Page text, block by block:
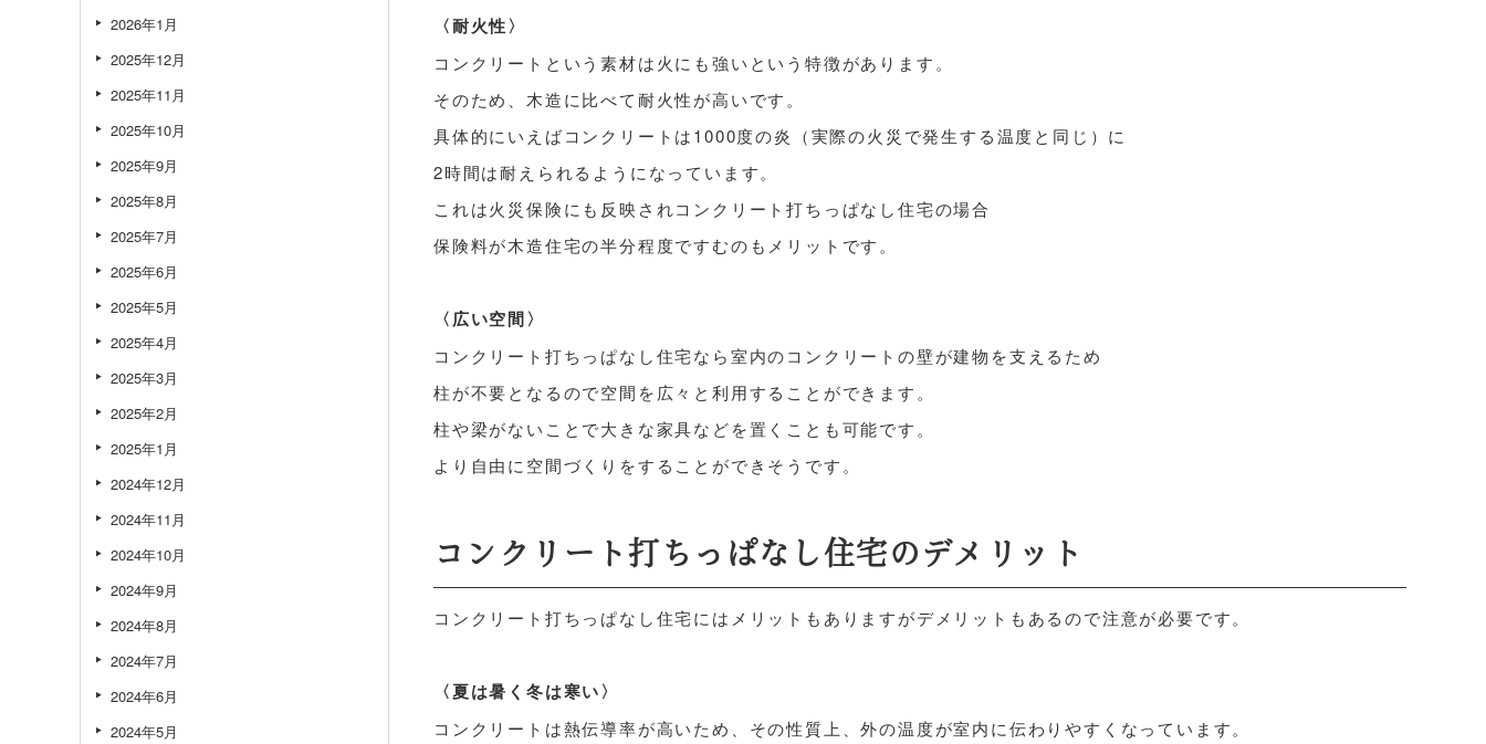
〈耐火性〉
コンクリートという素材は火にも強いという特徴があります。
そのため、木造に比べて耐火性が高いです。
具体的にいえばコンクリートは1000度の炎（実際の火災で発生する温度と同じ）に
2時間は耐えられるようになっています。
これは火災保険にも反映されコンクリート打ちっぱなし住宅の場合
保険料が木造住宅の半分程度ですむのもメリットです。
〈広い空間〉
コンクリート打ちっぱなし住宅なら室内のコンクリートの壁が建物を支えるため
柱が不要となるので空間を広々と利用することができます。
柱や梁がないことで大きな家具などを置くことも可能です。
より自由に空間づくりをすることができそうです。
コンクリート打ちっぱなし住宅のデメリット
コンクリート打ちっぱなし住宅にはメリットもありますがデメリットもあるので注意が必要です。
〈夏は暑く冬は寒い〉
コンクリートは熱伝導率が高いため、その性質上、外の温度が室内に伝わりやすくなっています。
2026年1月
2025年12月
2025年11月
2025年10月
2025年9月
2025年8月
2025年7月
2025年6月
2025年5月
2025年4月
2025年3月
2025年2月
2025年1月
2024年12月
2024年11月
2024年10月
2024年9月
2024年8月
2024年7月
2024年6月
2024年5月